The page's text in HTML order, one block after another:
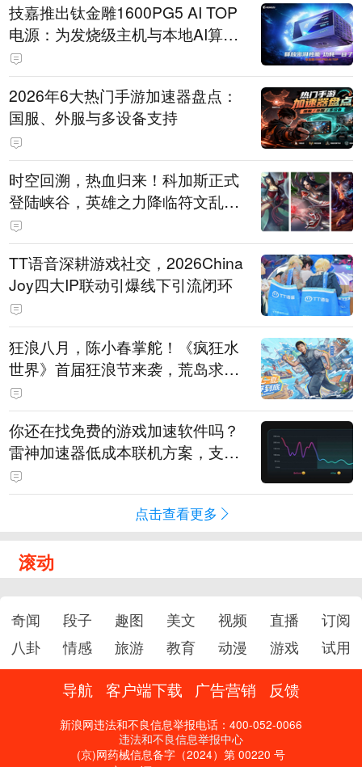
技嘉推出钛金雕1600PG5 AI TOP
电源：为发烧级主机与本地AI算力
打造旗舰供电方案
2026年6大热门手游加速器盘点：
国服、外服与多设备支持
时空回溯，热血归来！科加斯正式
登陆峡谷，英雄之力降临符文乱
斗！
TT语音深耕游戏社交，2026China
Joy四大IP联动引爆线下引流闭环
狂浪八月，陈小春掌舵！《疯狂水
世界》首届狂浪节来袭，荒岛求生
直播即将开启
你还在找免费的游戏加速软件吗？
雷神加速器低成本联机方案，支持
免费试用
点击查看更多
滚动
奇闻 段子 趣图 美文 视频 直播
订阅
八卦
情感 旅游 教育 动漫 游戏 试用
导航 客户端下载 广告营销 反馈
新浪网违法和不良信息举报电话：400-052-0066
违法和不良信息举报中心
(京)网药械信息备字（2024）第 00220 号